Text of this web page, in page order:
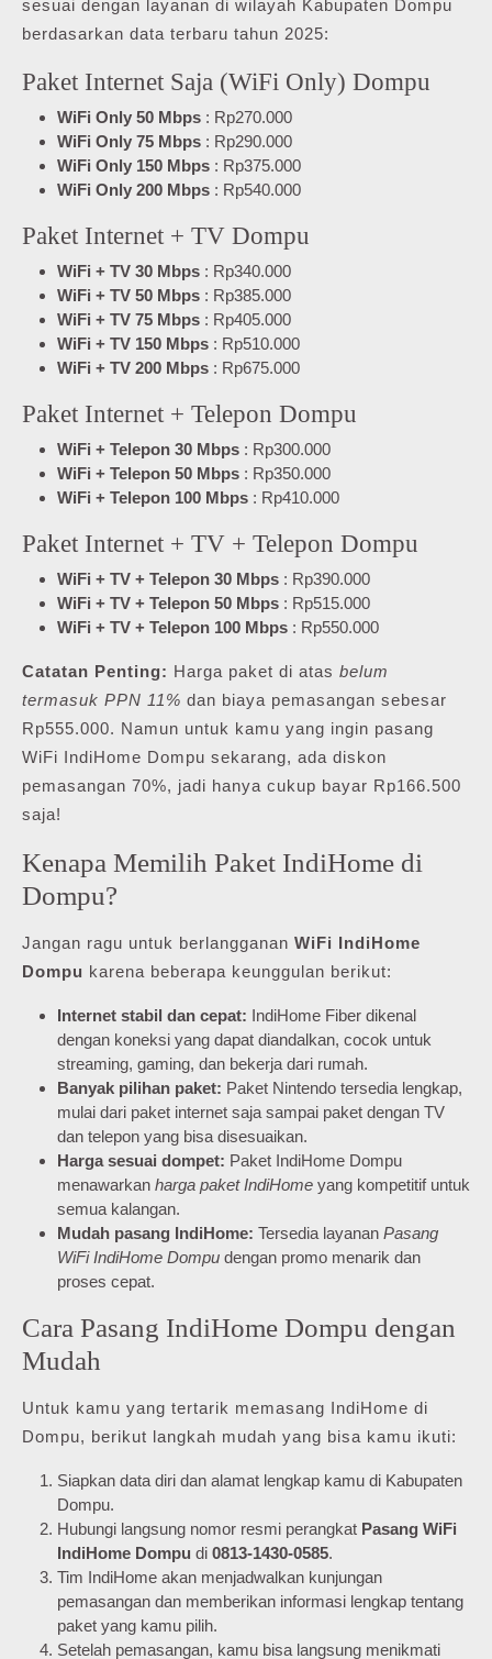
sesuai dengan layanan di wilayah Kabupaten Dompu
berdasarkan data terbaru tahun 2025:
Paket Internet Saja (WiFi Only) Dompu
WiFi Only 50 Mbps : Rp270.000
WiFi Only 75 Mbps : Rp290.000
WiFi Only 150 Mbps : Rp375.000
WiFi Only 200 Mbps : Rp540.000
Paket Internet + TV Dompu
WiFi + TV 30 Mbps : Rp340.000
WiFi + TV 50 Mbps : Rp385.000
WiFi + TV 75 Mbps : Rp405.000
WiFi + TV 150 Mbps : Rp510.000
WiFi + TV 200 Mbps : Rp675.000
Paket Internet + Telepon Dompu
WiFi + Telepon 30 Mbps : Rp300.000
WiFi + Telepon 50 Mbps : Rp350.000
WiFi + Telepon 100 Mbps : Rp410.000
Paket Internet + TV + Telepon Dompu
WiFi + TV + Telepon 30 Mbps : Rp390.000
WiFi + TV + Telepon 50 Mbps : Rp515.000
WiFi + TV + Telepon 100 Mbps : Rp550.000
Catatan Penting: Harga paket di atas belum
termasuk PPN 11% dan biaya pemasangan sebesar
Rp555.000. Namun untuk kamu yang ingin pasang
WiFi IndiHome Dompu sekarang, ada diskon
pemasangan 70%, jadi hanya cukup bayar Rp166.500
saja!
Kenapa Memilih Paket IndiHome di
Dompu?
Jangan ragu untuk berlangganan WiFi IndiHome
Dompu karena beberapa keunggulan berikut:
Internet stabil dan cepat: IndiHome Fiber dikenal
dengan koneksi yang dapat diandalkan, cocok untuk
streaming, gaming, dan bekerja dari rumah.
Banyak pilihan paket: Paket Nintendo tersedia lengkap,
mulai dari paket internet saja sampai paket dengan TV
dan telepon yang bisa disesuaikan.
Harga sesuai dompet: Paket IndiHome Dompu
menawarkan harga paket IndiHome yang kompetitif untuk
semua kalangan.
Mudah pasang IndiHome: Tersedia layanan Pasang
WiFi IndiHome Dompu dengan promo menarik dan
proses cepat.
Cara Pasang IndiHome Dompu dengan
Mudah
Untuk kamu yang tertarik memasang IndiHome di
Dompu, berikut langkah mudah yang bisa kamu ikuti:
Siapkan data diri dan alamat lengkap kamu di Kabupaten
Dompu.
Hubungi langsung nomor resmi perangkat Pasang WiFi
IndiHome Dompu di 0813-1430-0585.
Tim IndiHome akan menjadwalkan kunjungan
pemasangan dan memberikan informasi lengkap tentang
paket yang kamu pilih.
Setelah pemasangan, kamu bisa langsung menikmati